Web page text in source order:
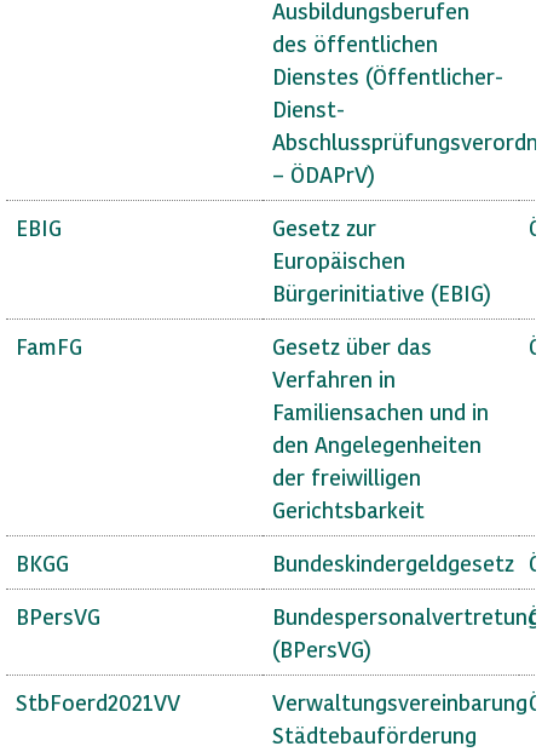
Ausbildungsberufen
des öffentlichen
Dienstes (Öffentlicher-
Dienst-
– ÖDAPrV)
EBIG
Gesetz zur
Europäischen
Bürgerinitiative (EBIG)
FamFG
Gesetz über das
Verfahren in
Familiensachen und in
den Angelegenheiten
der freiwilligen
Gerichtsbarkeit
BKGG Bundeskindergeldgesetz
BPersVG
(BPersVG)
StbFoerd2021VV
Verwaltungsvereinbarung
Städtebauförderung